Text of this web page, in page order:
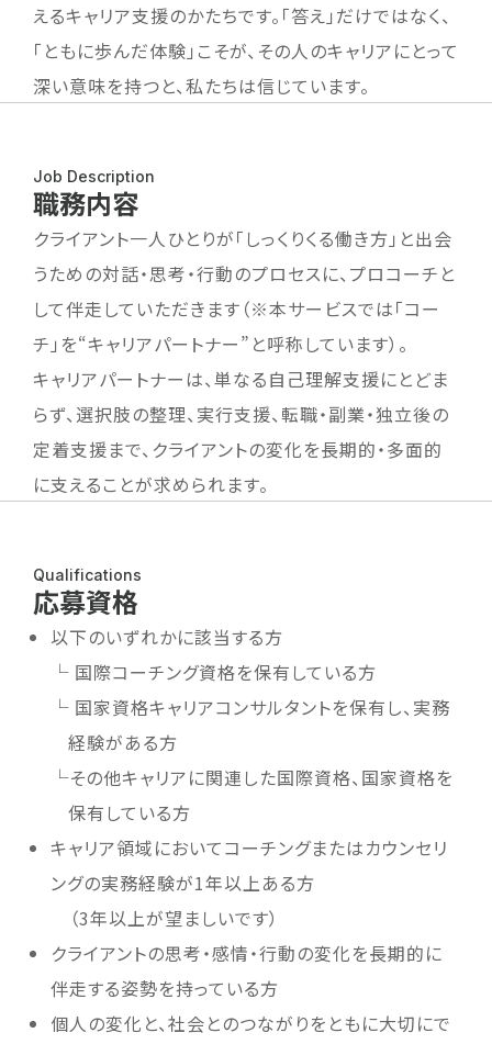
えるキャリア支援のかたちです。「答え」だけではなく、
「ともに歩んだ体験」こそが、その人のキャリアにとって
深い意味を持つと、私たちは信じています。
Job Description
職務内容
クライアント一人ひとりが「しっくりくる働き方」と出会
うための対話・思考・行動のプロセスに、プロコーチと
して伴走していただきます（※本サービスでは「コー
チ」を“キャリアパートナー”と呼称しています）。
キャリアパートナーは、単なる自己理解支援にとどま
らず、選択肢の整理、実行支援、転職・副業・独立後の
定着支援まで、クライアントの変化を長期的・多面的
に支えることが求められます。
Qualifications
応募資格
以下のいずれかに該当する方
└ 国際コーチング資格を保有している方
└ 国家資格キャリアコンサルタントを保有し、実務
経験がある方
└その他キャリアに関連した国際資格、国家資格を
保有している方
キャリア領域においてコーチングまたはカウンセリ
ングの実務経験が1年以上ある方
（3年以上が望ましいです）
クライアントの思考・感情・行動の変化を長期的に
伴走する姿勢を持っている方
個人の変化と、社会とのつながりをともに大切にで